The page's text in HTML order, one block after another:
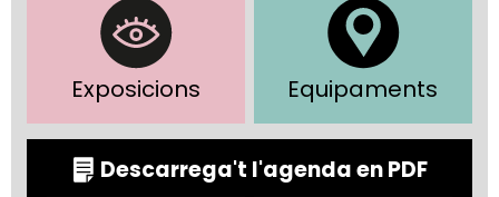
Exposicions Equipaments
Descarrega't l'agenda en PDF